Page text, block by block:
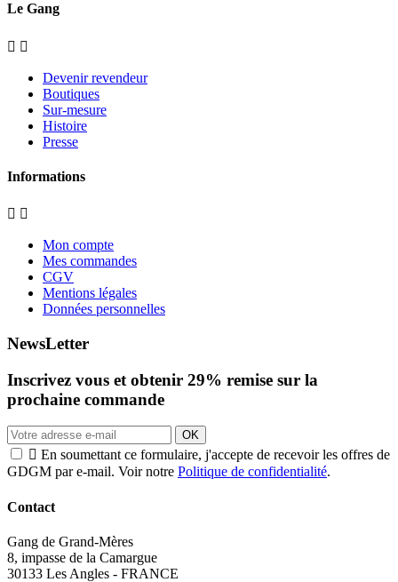
Le Gang
 
Devenir revendeur
Boutiques
Sur-mesure
Histoire
Presse
Informations
 
Mon compte
Mes commandes
CGV
Mentions légales
Données personnelles
NewsLetter
Inscrivez vous et obtenir 29% remise sur la
prochaine commande
OK
 En soumettant ce formulaire, j'accepte de recevoir les offres de
GDGM par e-mail. Voir notre Politique de confidentialité.
Contact
Gang de Grand-Mères
8, impasse de la Camargue
30133 Les Angles - FRANCE